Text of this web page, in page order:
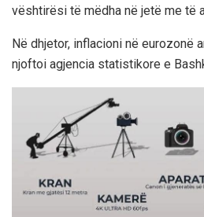
vështirësi të mëdha në jetë me të
Në dhjetor, inflacioni në eurozonë
njoftoi agjencia statistikore e